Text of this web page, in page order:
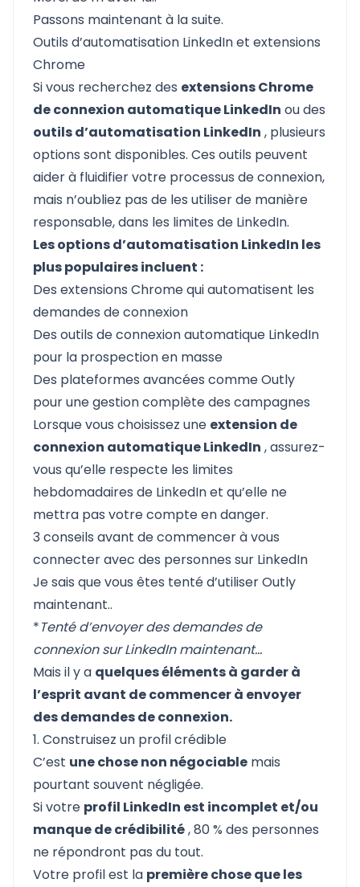
Passons maintenant à la suite.
Outils d’automatisation LinkedIn et extensions
Chrome
Si vous recherchez des extensions Chrome
de connexion automatique LinkedIn ou des
outils d’automatisation LinkedIn , plusieurs
options sont disponibles. Ces outils peuvent
aider à fluidifier votre processus de connexion,
mais n’oubliez pas de les utiliser de manière
responsable, dans les limites de LinkedIn.
Les options d’automatisation LinkedIn les
plus populaires incluent :
Des extensions Chrome qui automatisent les
demandes de connexion
Des outils de connexion automatique LinkedIn
pour la prospection en masse
Des plateformes avancées comme Outly
pour une gestion complète des campagnes
Lorsque vous choisissez une extension de
connexion automatique LinkedIn , assurez-
vous qu’elle respecte les limites
hebdomadaires de LinkedIn et qu’elle ne
mettra pas votre compte en danger.
3 conseils avant de commencer à vous
connecter avec des personnes sur LinkedIn
Je sais que vous êtes tenté d’utiliserOutly
maintenant..
*Tenté d’envoyer des demandes de
connexion sur LinkedIn maintenant...
Mais il y a quelques éléments à garder à
l’esprit avant de commencer à envoyer
des demandes de connexion.
1. Construisez un profil crédible
C’est une chose non négociable mais
pourtant souvent négligée.
Si votre profil LinkedIn est incomplet et/ou
manque de crédibilité, 80 % des personnes
ne répondront pas du tout.
Votre profil est la première chose que les